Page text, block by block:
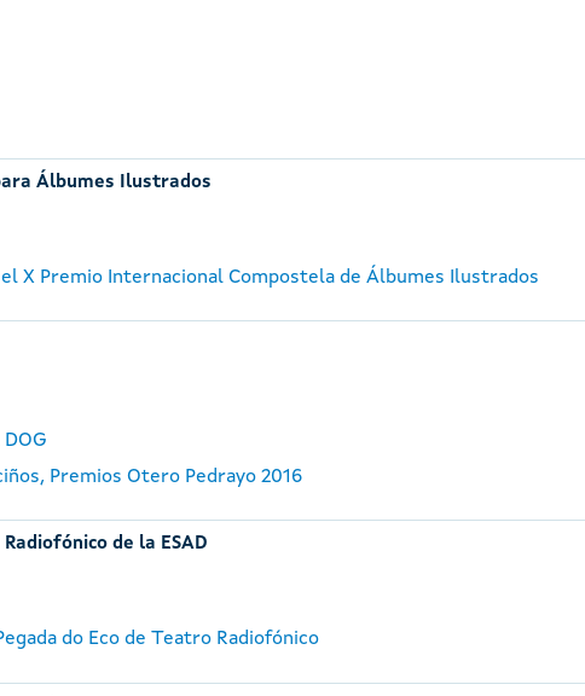
Álbumes Ilustrados
el X Premio Internacional Compostela de Álbumes Ilustrados
Premios Otero Pedrayo 2016
de la ESAD
do Eco de Teatro Radiofónico